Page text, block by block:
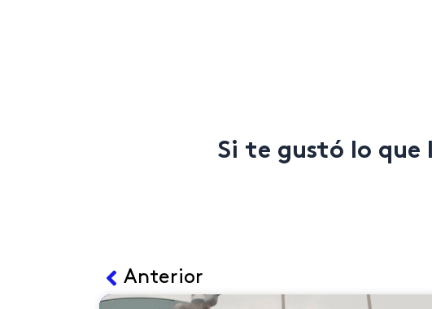
Si te gustó lo que
AntAnterior